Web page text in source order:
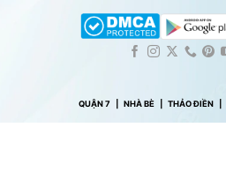
QUẬN 7 NHÀ BÈ THẢO ĐIỀN